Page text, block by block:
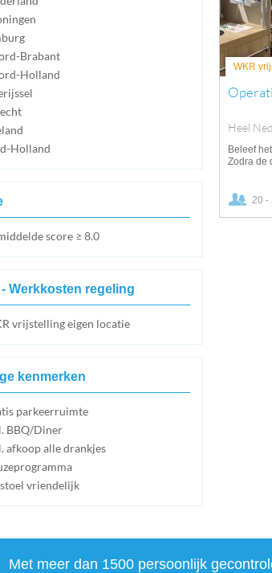
Brabant
Holland
Holland
score ≥ 8.0
Werkkosten regeling
vrijstelling eigen locatie
kenmerken
parkeerruimte
BBQ/Diner
afkoop alle drankjes
vriendelijk
WKR
Heel
Beleef
Zodra de
20 -
Met meer dan 1500 persoonlijk